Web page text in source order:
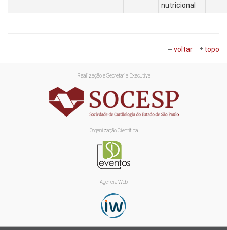
nutricional
voltar topo
Realização e Secretaria Executiva
Organização Científica
Agência Web